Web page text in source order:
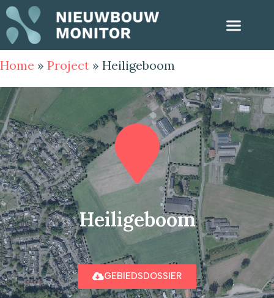
Home » Project » Heiligeboom
Heiligeboom
GEBIEDSDOSSIER